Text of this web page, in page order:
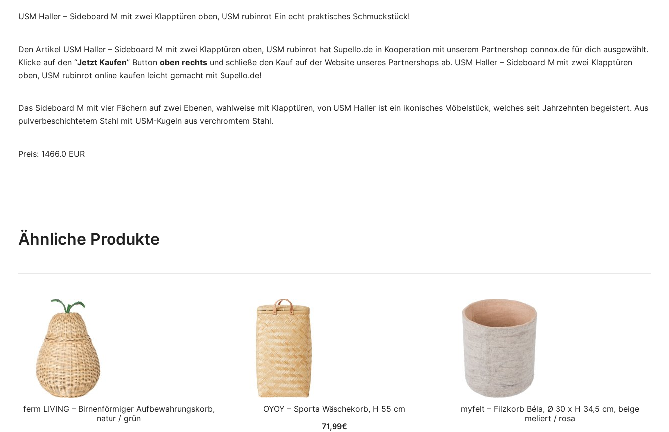
USM Haller – Sideboard M mit zwei Klapptüren oben, USM rubinrot Ein echt praktisches Schmuckstück!
Den Artikel USM Haller – Sideboard M mit zwei Klapptüren oben, USM rubinrot hat Supello.de in Kooperation mit unserem Partnershop connox.de für dich ausgewählt.
Klicke auf den “Jetzt Kaufen” Button oben rechts und schließe den Kauf auf der Website unseres Partnershops ab. USM Haller – Sideboard M mit zwei Klapptüren
oben, USM rubinrot online kaufen leicht gemacht mit Supello.de!
Das Sideboard M mit vier Fächern auf zwei Ebenen, wahlweise mit Klapptüren, von USM Haller ist ein ikonisches Möbelstück, welches seit Jahrzehnten begeistert. Aus
pulverbeschichtetem Stahl mit USM-Kugeln aus verchromtem Stahl.
Preis: 1466.0 EUR
Ähnliche Produkte
ferm LIVING – Birnenförmiger Aufbewahrungskorb,
natur / grün
OYOY – Sporta Wäschekorb, H 55 cm
71,99€
myfelt – Filzkorb Béla, Ø 30 x H 34,5 cm, beige
meliert / rosa